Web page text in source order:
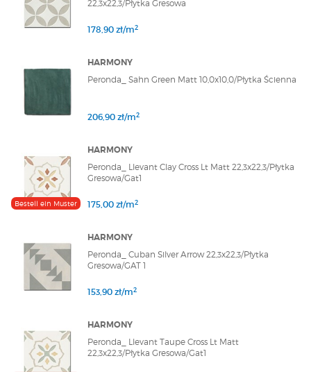
22,3x22,3/Płytka Gresowa
178,90 zł/m2
HARMONY
Peronda_ Sahn Green Matt 10,0x10,0/Płytka Ścienna
206,90 zł/m2
Bestell ein Muster
HARMONY
Peronda_ Llevant Clay Cross Lt Matt 22,3x22,3/Płytka
Gresowa/Gat1
175,00 zł/m2
HARMONY
Peronda_ Cuban Silver Arrow 22,3x22,3/Płytka
Gresowa/GAT 1
153,90 zł/m2
HARMONY
Peronda_ Llevant Taupe Cross Lt Matt
22,3x22,3/Płytka Gresowa/Gat1